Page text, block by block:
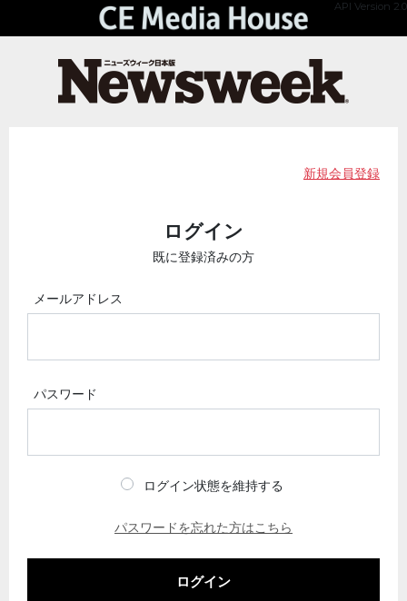
API Version 2.0
新規会員登録
ログイン
既に登録済みの方
メールアドレス
パスワード
ログイン状態を維持する
パスワードを忘れた方はこちら
ログイン